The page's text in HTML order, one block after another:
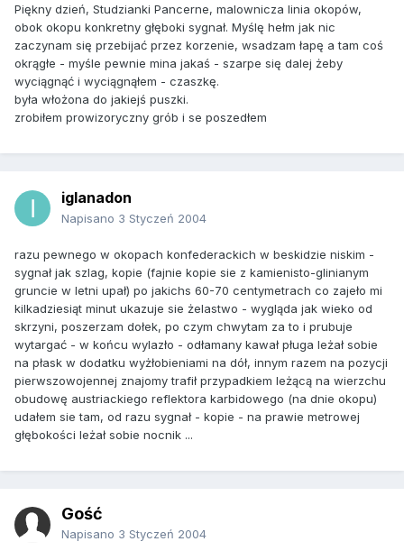
Piękny dzień, Studzianki Pancerne, malownicza linia okopów,
obok okopu konkretny głęboki sygnał. Myślę hełm jak nic
zaczynam się przebijać przez korzenie, wsadzam łapę a tam coś
okrągłe - myśle pewnie mina jakaś - szarpe się dalej żeby
wyciągnąć i wyciągnąłem - czaszkę.
była włożona do jakiejś puszki.
zrobiłem prowizoryczny grób i se poszedłem
iglanadon
Napisano 3 Styczeń 2004
razu pewnego w okopach konfederackich w beskidzie niskim -
sygnał jak szlag, kopie (fajnie kopie sie z kamienisto-glinianym
gruncie w letni upał) po jakichs 60-70 centymetrach co zajeło mi
kilkadziesiąt minut ukazuje sie żelastwo - wygląda jak wieko od
skrzyni, poszerzam dołek, po czym chwytam za to i prubuje
wytargać - w końcu wylazło - odłamany kawał pługa leżał sobie
na płask w dodatku wyżłobieniami na dół, innym razem na pozycji
pierwszowojennej znajomy trafił przypadkiem leżącą na wierzchu
obudowę austriackiego reflektora karbidowego (na dnie okopu)
udałem sie tam, od razu sygnał - kopie - na prawie metrowej
głębokości leżał sobie nocnik ...
Gość
Napisano 3 Styczeń 2004